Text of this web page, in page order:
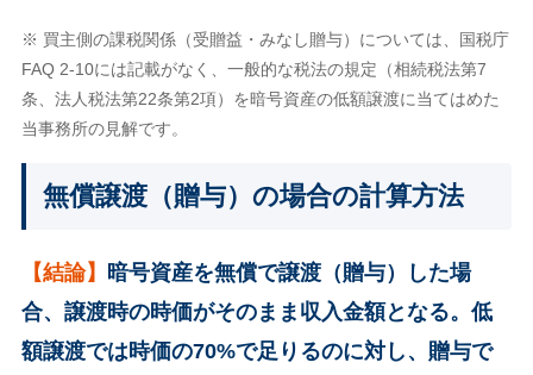
※ 買主側の課税関係（受贈益・みなし贈与）については、国税庁
FAQ 2-10には記載がなく、一般的な税法の規定（相続税法第7
条、法人税法第22条第2項）を暗号資産の低額譲渡に当てはめた
当事務所の見解です。
無償譲渡（贈与）の場合の計算方法
【結論】 暗号資産を無償で譲渡（贈与）した場
合、譲渡時の時価がそのまま収入金額となる。低
額譲渡では時価の70%で足りるのに対し、贈与で